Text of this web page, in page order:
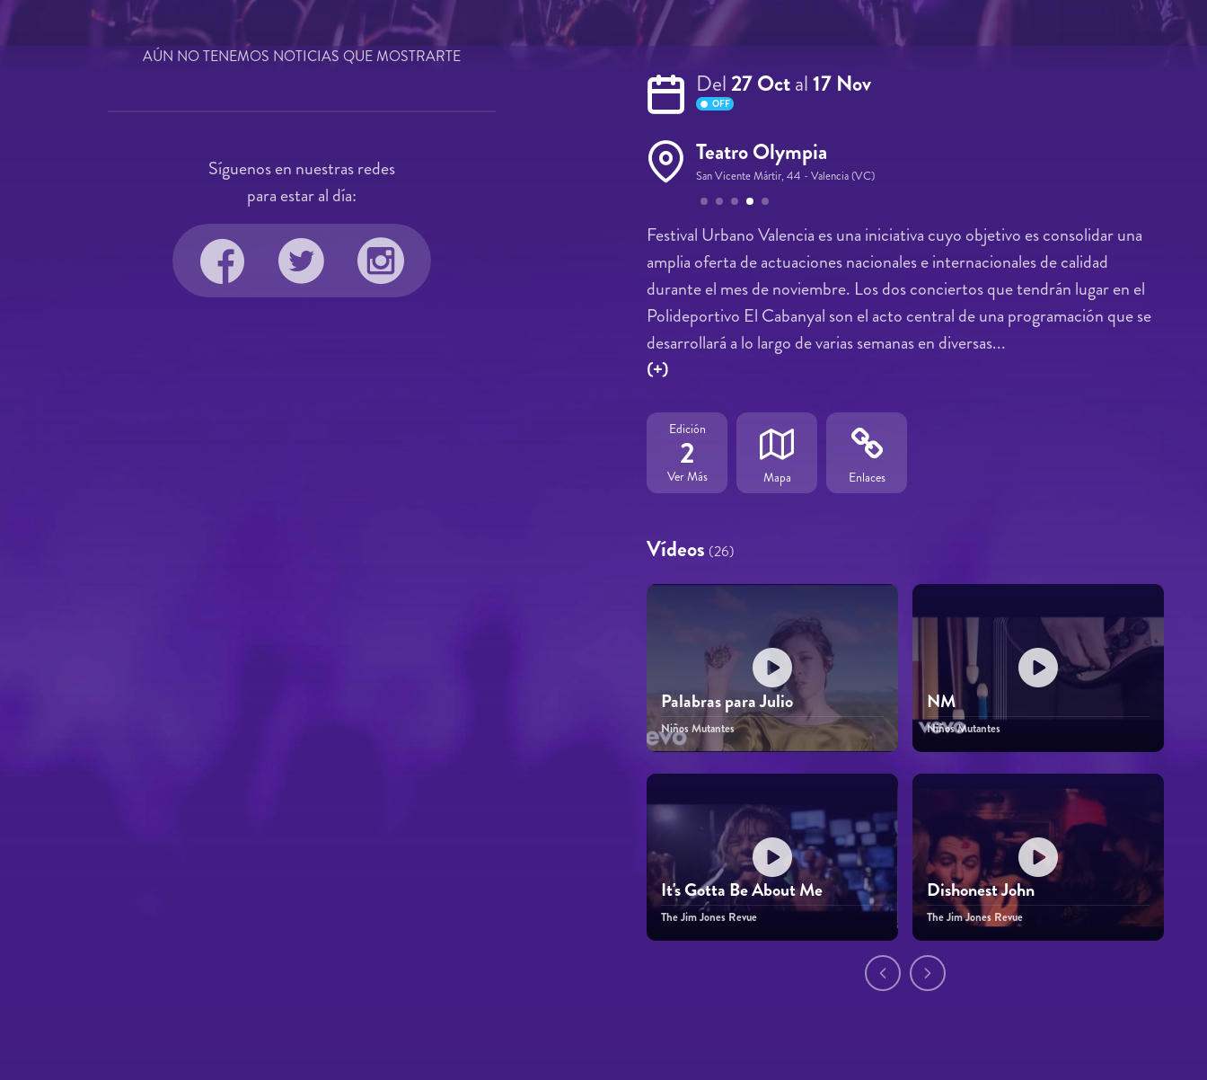
Del27 Octal17 Nov
OFF
Teatro Olympia
San Vicente Mártir, 44 - Valencia (VC)
Páginas
Festival Urbano Valencia es una iniciativa cuyo objetivo es consolidar una
amplia oferta de actuaciones nacionales e internacionales de calidad
durante el mes de noviembre. Los dos conciertos que tendrán lugar en el
Polideportivo El Cabanyal son el acto central de una programación que se
desarrollará a lo largo de varias semanas en diversas...
(+)
Edición
2
Ver Más Mapa Enlaces
Vídeos (26)
Palabras para Julio
Niños Mutantes
NM
Niños Mutantes
It's Gotta Be About Me
The Jim Jones Revue
Dishonest John
The Jim Jones Revue
AÚN NO TENEMOS NOTICIAS QUE MOSTRARTE
Síguenos en nuestras redes
para estar al día: